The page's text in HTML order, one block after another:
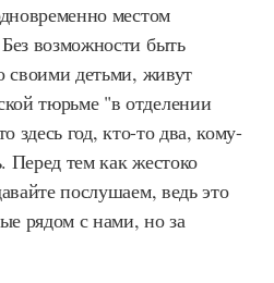
местом
возможности быть
своими детьми, живут
тюрьме "в отделении
здесь год, кто-то два, кому-
Перед тем как жестоко
послушаем, ведь это
рядом с нами, но за